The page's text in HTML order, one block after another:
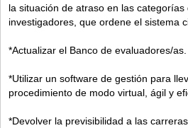
la situación de atraso en las categorías
investigadores, que ordene el sistema
*Actualizar el Banco de evaluadores/as.
*Utilizar un software de gestión para
procedimiento de modo virtual, ágil y
*Devolver la previsibilidad a las